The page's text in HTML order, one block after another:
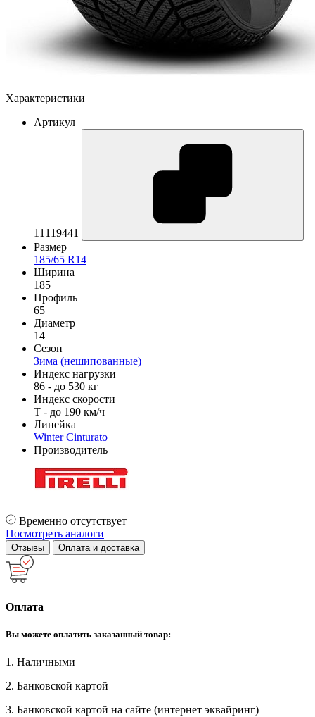
Характеристики
Артикул
11119441
Размер
185/65 R14
Ширина
185
Профиль
65
Диаметр
14
Сезон
Зима (нешипованные)
Индекс нагрузки
86 - до 530 кг
Индекс скорости
T - до 190 км/ч
Линейка
Winter Cinturato
Производитель
Временно отсутствует
Посмотреть аналоги
Отзывы Оплата и доставка
Оплата
Вы можете оплатить заказанный товар:
1. Наличными
2. Банковской картой
3. Банковской картой на сайте (интернет эквайринг)